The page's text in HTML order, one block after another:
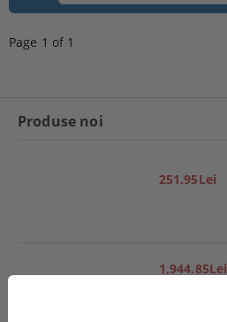
Page 1 of 1
Produse noi
251.95Lei
1,944.85Lei